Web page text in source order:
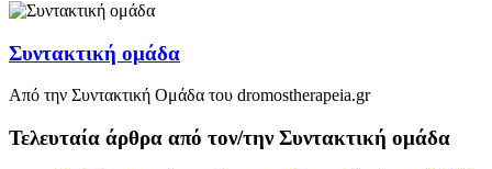
Συντακτική ομάδα
Από την Συντακτική Ομάδα του dromostherapeia.gr
Τελευταία άρθρα από τον/την Συντακτική ομάδα